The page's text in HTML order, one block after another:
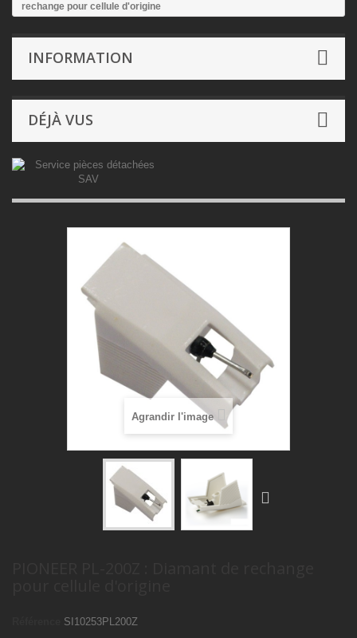
rechange pour cellule d'origine
INFORMATION
DÉJÀ VUS
Agrandir l'image
SI10253PL200Z